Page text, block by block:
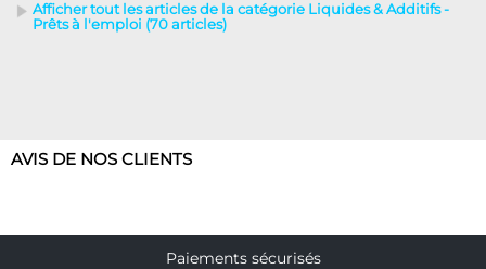
Afficher tout les articles de la catégorie Liquides & Additifs -
Prêts à l'emploi (70 articles)
AVIS DE NOS CLIENTS
Paiements sécurisés